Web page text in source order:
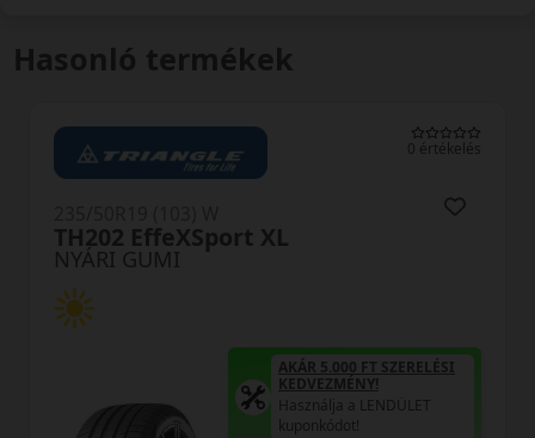
Hasonló termékek
0 értékelés
NYÁRI GUMI
TH202 EffeXSport XL
AKÁR 5.000 FT SZERELÉSI
KEDVEZMÉNY!
Használja a LENDÜLET
kuponkódot!